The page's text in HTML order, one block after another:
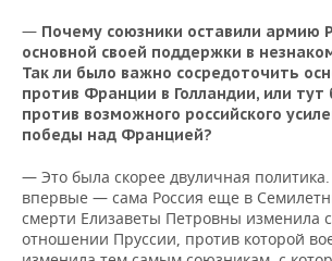
— Почему союзники оставили армию
основной своей поддержки в
Так ли было важно сосредоточить
против Франции в Голландии, или тут
против возможного российского
победы над Францией?
— Это была скорее двуличная
впервые — сама Россия еще в
смерти Елизаветы Петровны изменила
отношении Пруссии, против которой